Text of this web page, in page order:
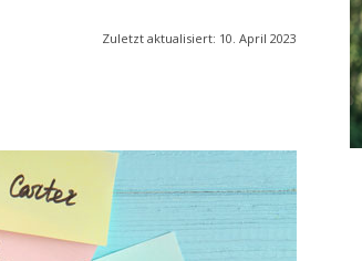
Zuletzt aktualisiert: 10. April 2023